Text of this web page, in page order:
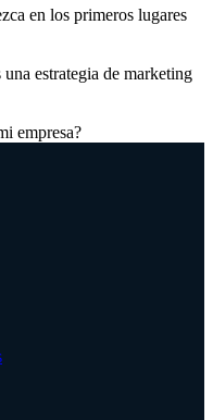
en los primeros lugares
estrategia de marketing
empresa?